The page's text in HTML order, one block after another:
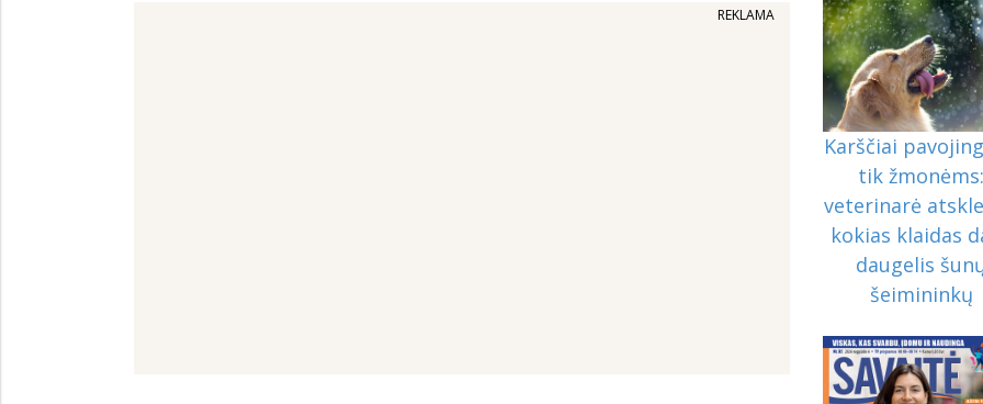
REKLAMA
Karščiai
tik
veterinarė
kokias klaidas
daugelis
šeimininkų